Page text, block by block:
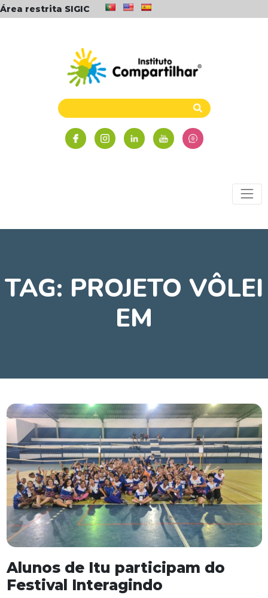
Área restrita SIGIC
TAG: PROJETO VÔLEI
EM
Alunos de Itu participam do
Festival Interagindo